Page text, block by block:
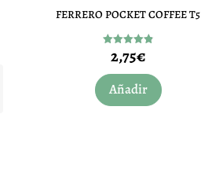
FERRERO POCKET COFFEE T5
Valorado
con
2,75€
Añadir